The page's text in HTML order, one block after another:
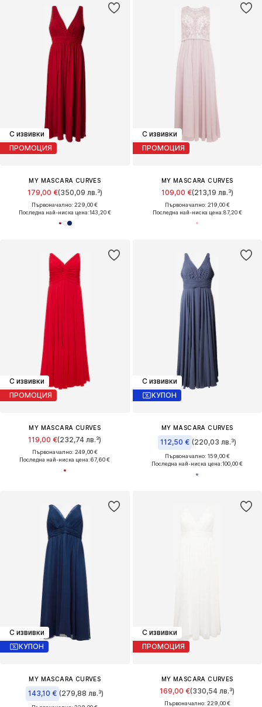
С извивки
ПРОМОЦИЯ
MY MASCARA CURVES
179,00 €(350,09 лв.³)
Първоначално: 229,00 €
Последна най-ниска цена:143,20 €
С извивки
ПРОМОЦИЯ
MY MASCARA CURVES
109,00 €(213,19 лв.³)
Първоначално: 219,00 €
Последна най-ниска цена:87,20 €
С извивки
ПРОМОЦИЯ
MY MASCARA CURVES
119,00 €(232,74 лв.³)
Първоначално: 249,00 €
Последна най-ниска цена:67,60 €
С извивки
КУПОН
MY MASCARA CURVES
112,50 € (220,03 лв.³)
Първоначално: 159,00 €
Последна най-ниска цена:100,00 €
С извивки
КУПОН
MY MASCARA CURVES
143,10 € (279,88 лв.³)
С извивки
ПРОМОЦИЯ
MY MASCARA CURVES
169,00 €(330,54 лв.³)
Първоначално: 229,00 €